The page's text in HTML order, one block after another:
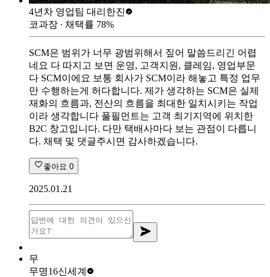
4년차 영업팀 대리 한진
코과장 ∙ 채택률 78%
SCM은 범위가 너무 광범위해서 짚어 말씀드리긴 어렵
네요 다 따지고 보면 운영, 고객지원, 클레임, 영업부문
다 SCM이에요 보통 회사가 SCM이라 해놓고 특정 업무
만 수행하는게 허다합니다. 제가 생각하는 SCM은 실제
재화의 흐름과, 전산의 흐름을 최대한 일치시키는 작업
이라 생각합니다 풀필먼트는 고객 최기지역에 위치한
B2C 창고입니다. 다만 택배사마다 보는 관점이 다릅니
다. 채택 및 댓글주시면 감사하겠습니다.
좋아요 0
2025.01.21
무
무명16신세계